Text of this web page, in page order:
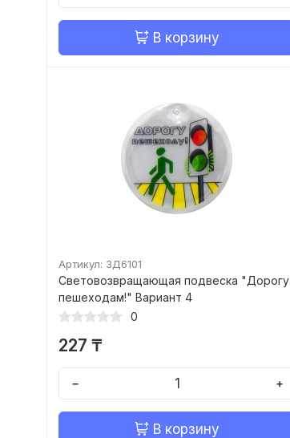
В корзину
Артикул: ЗД6101
Световозвращающая подвеска "Дорогу
пешеходам!" Вариант 4
0
227 ₸
− +
В корзину